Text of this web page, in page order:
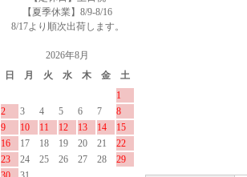
【夏季休業】8/9-8/16
8/17より順次出荷します。
2026年8月
日
月 火 水 木 金
土
1
2
3 4 5 6 7
8
9
10 11 12 13 14
15
16
17 18 19 20 21
22
23
24 25 26 27 28
29